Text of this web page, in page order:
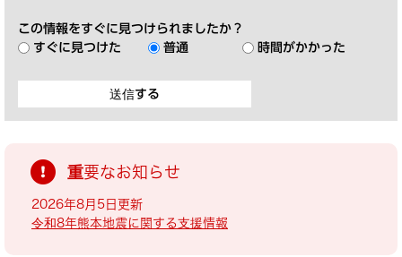
この情報をすぐに見つけられましたか？
すぐに見つけた
普通 時間がかかった
重要なお知らせ
2026年8月5日更新
令和8年熊本地震に関する支援情報